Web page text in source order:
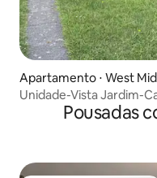
Apartamento ⋅ West
Unidade-Vista Jardim-
Pousadas